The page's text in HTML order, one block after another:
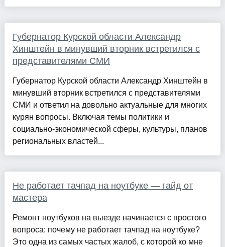
Губернатор Курской области Александр
Хинштейн в минувший вторник встретился с
представителями СМИ
Губернатор Курской области Александр Хинштейн в
минувший вторник встретился с представителями
СМИ и ответил на довольно актуальные для многих
курян вопросы. Включая темы политики и
социально-экономической сферы, культуры, планов
региональных властей...
Не работает тачпад на ноутбуке — гайд от
мастера
Ремонт ноутбуков на выезде начинается с простого
вопроса: почему не работает тачпад на ноутбуке?
Это одна из самых частых жалоб, с которой ко мне